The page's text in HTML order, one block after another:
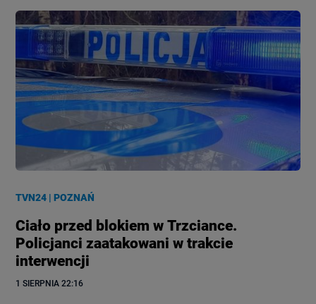
TVN24 |POZNAŃ
Ciało przed blokiem w Trzciance.
Policjanci zaatakowani w trakcie
interwencji
1 SIERPNIA 22:16